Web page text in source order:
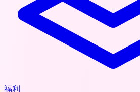
福利